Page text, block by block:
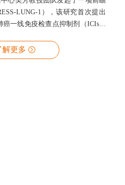
心吴芳教授团队发起了一项前瞻
LUNG-1），该研究首次提出
癌一线免疫检查点抑制剂（ICIs）
模式，世和基因参与了STRESS-
解更多